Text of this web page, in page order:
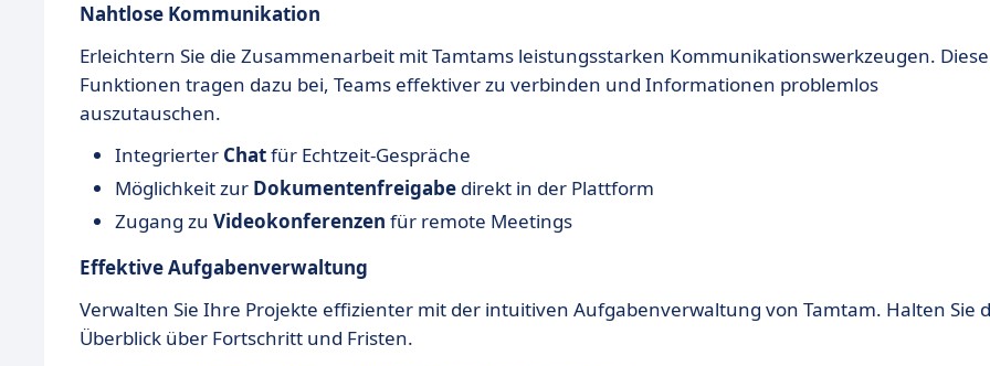
Nahtlose Kommunikation
Erleichtern Sie die Zusammenarbeit mit Tamtams leistungsstarken Kommunikationswerkzeugen. Diese
Funktionen tragen dazu bei, Teams effektiver zu verbinden und Informationen problemlos
auszutauschen.
Integrierter Chatfür Echtzeit-Gespräche
Möglichkeit zur Dokumentenfreigabe direkt in der Plattform
Zugang zu Videokonferenzen für remote Meetings
Effektive Aufgabenverwaltung
Verwalten Sie Ihre Projekte effizienter mit der intuitiven Aufgabenverwaltung von Tamtam. Halten Sie
Überblick über Fortschritt und Fristen.